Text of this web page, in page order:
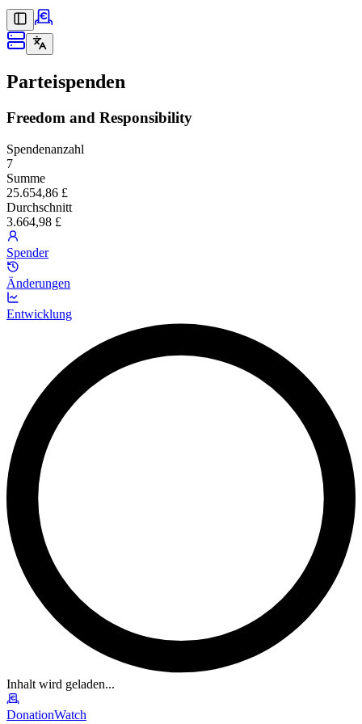
Parteispenden
Freedom and Responsibility
Spendenanzahl
7
Summe
25.654,86 £
Durchschnitt
3.664,98 £
Spender
Änderungen
Entwicklung
Inhalt wird geladen...
DonationWatch